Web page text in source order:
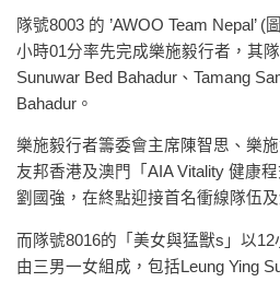
隊號8003 的 ’AWOO Team Nepal’
小時01分率先完成樂施毅行者，其
Sunuwar Bed Bahadur、Tamang
Bahadur。
樂施毅行者籌委會主席陳智思、樂
友邦香港及澳門「AIA Vitality 健康
劉國強，在終點迎接首名衝線隊伍及
而隊號8016的「美女與猛獸s」以
由三男一女組成，包括Leung Ying